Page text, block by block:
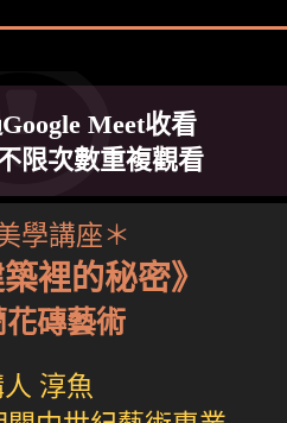
Meet收看
限次數重複觀看
學講座＊
裡的秘密》
磚藝術
淳魚